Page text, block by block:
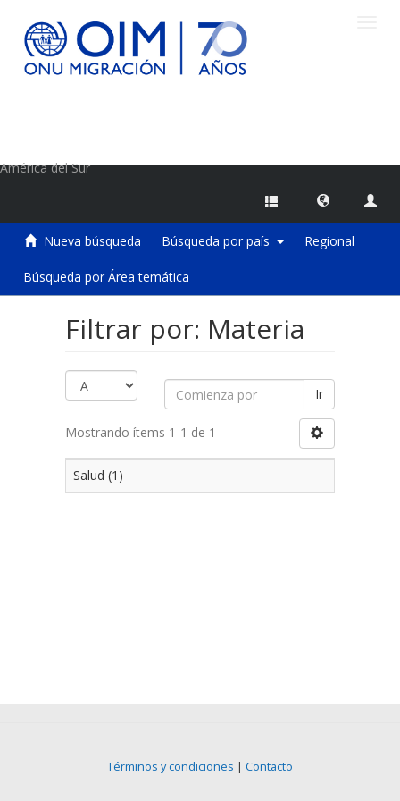
América del Sur
Nueva búsqueda Búsqueda por país Regional
Búsqueda por Área temática
Filtrar por: Materia
Ir
Mostrando ítems 1-1 de 1
Salud (1)
Términos y condiciones | Contacto